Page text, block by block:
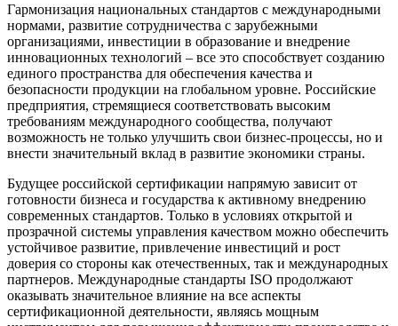
Гармонизация национальных стандартов с международными
нормами, развитие сотрудничества с зарубежными
организациями, инвестиции в образование и внедрение
инновационных технологий – все это способствует созданию
единого пространства для обеспечения качества и
безопасности продукции на глобальном уровне. Российские
предприятия, стремящиеся соответствовать высоким
требованиям международного сообщества, получают
возможность не только улучшить свои бизнес-процессы, но и
внести значительный вклад в развитие экономики страны.
Будущее российской сертификации напрямую зависит от
готовности бизнеса и государства к активному внедрению
современных стандартов. Только в условиях открытой и
прозрачной системы управления качеством можно обеспечить
устойчивое развитие, привлечение инвестиций и рост
доверия со стороны как отечественных, так и международных
партнеров. Международные стандарты ISO продолжают
оказывать значительное влияние на все аспекты
сертификационной деятельности, являясь мощным